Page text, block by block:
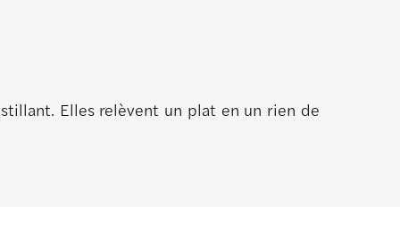
Elles relèvent un plat en un rien de